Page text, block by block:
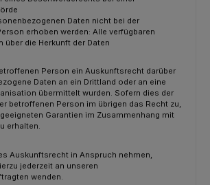
Daten nicht bei der
erhoben werden: Alle verfügbaren
über die Herkunft der Daten
Person ein Auskunftsrecht darüber
Daten an ein Drittland oder an eine
übermittelt wurden. Sofern dies der
betroffenen Person im übrigen das Recht zu,
Garantien im Zusammenhang mit
erhalten.
Auskunftsrecht in Anspruch nehmen,
jederzeit an unseren
wenden.